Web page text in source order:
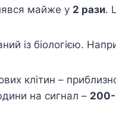
майже у 2 рази.
із біологією.
клітин –
на сигнал –